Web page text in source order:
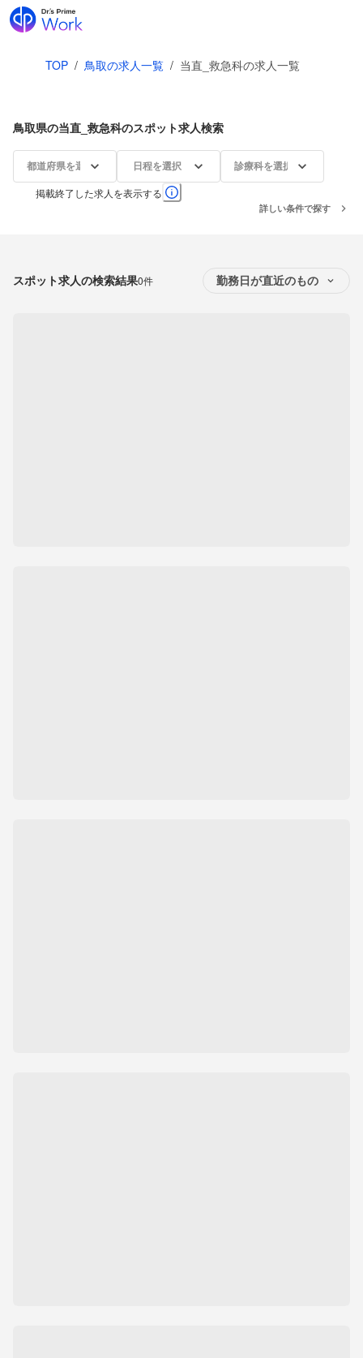
TOP / 鳥取の求人一覧 / 当直_救急科の求人一覧
鳥取県の当直_救急科のスポット求人検索
都道府県を選択 日程を選択 診療科を選択
掲載終了した求人を表示する
詳しい条件で探す
スポット求人の検索結果0件 勤務日が直近のもの